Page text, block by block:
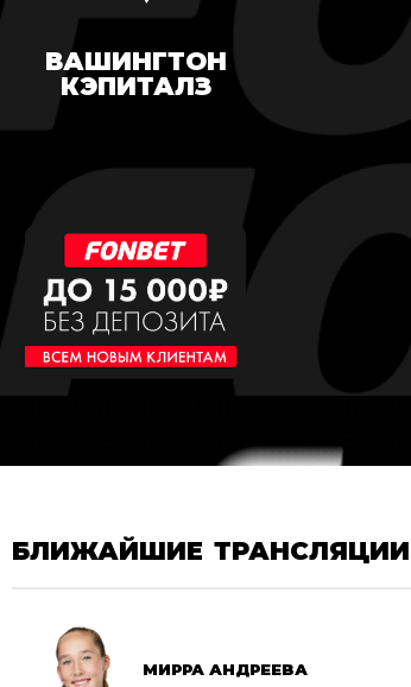
ВАШИНГТОН
КЭПИТАЛЗ
БЛИЖАЙШИЕ ТРАНСЛЯЦИИ
МИРРА АНДРЕЕВА